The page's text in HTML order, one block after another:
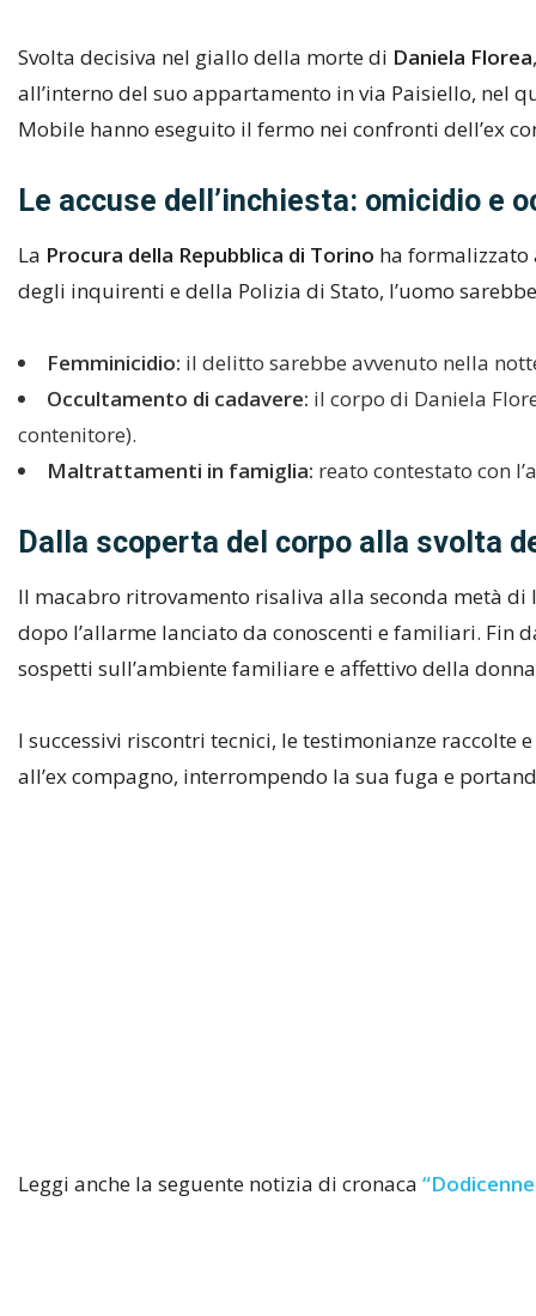
Svolta decisiva nel giallo della morte di Daniela Florea
all’interno del suo appartamento in via Paisiello, nel
Mobile hanno eseguito il fermo nei confronti dell’ex
Le accuse dell’inchiesta: omicidio e
La Procura della Repubblica di Torino ha formalizzato
degli inquirenti e della Polizia di Stato, l’uomo
Femminicidio: il delitto sarebbe avvenuto nella
Occultamento di cadavere: il corpo di Daniela
contenitore).
Maltrattamenti in famiglia: reato contestato con
Dalla scoperta del corpo alla svolta
Il macabro ritrovamento risaliva alla seconda metà
dopo l’allarme lanciato da conoscenti e familiari. Fin
sospetti sull’ambiente familiare e affettivo della
I successivi riscontri tecnici, le testimonianze
all’ex compagno, interrompendo la sua fuga e
Leggi anche la seguente notizia di cronaca